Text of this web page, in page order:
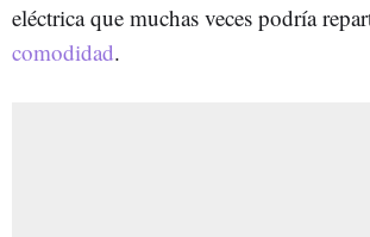
eléctrica que muchas veces podría
comodidad.